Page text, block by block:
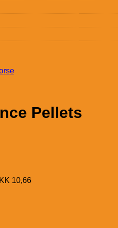
Pellets
10,66